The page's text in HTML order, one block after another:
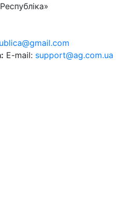
E-mail: support@ag.com.ua